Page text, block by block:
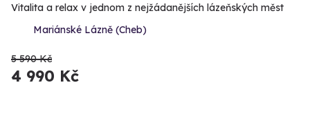
Vitalita a relax v jednom z nejžádanějších lázeňských měst
Mariánské Lázně (Cheb)
5 590 Kč
4 990 Kč